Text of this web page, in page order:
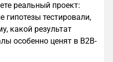
реальный проект:
гипотезы тестировали,
какой результат
особенно ценят в B2B-